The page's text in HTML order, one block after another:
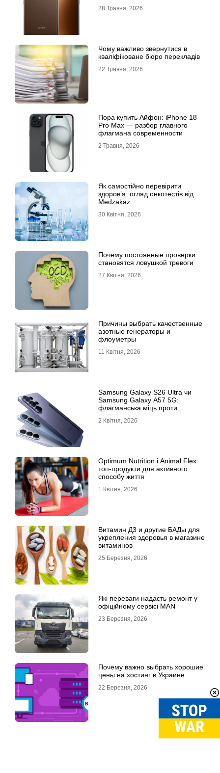
28 Травня, 2026
Чому важливо звернутися в
кваліфіковане бюро перекладів
22 Травня, 2026
Пора купить Айфон: iPhone 18
Pro Max — разбор главного
флагмана современности
2 Травня, 2026
Як самостійно перевірити
здоров’я: огляд онкотестів від
Medzakaz
30 Квітня, 2026
Почему постоянные проверки
становятся ловушкой тревоги
27 Квітня, 2026
Причины выбрать качественные
азотные генераторы и
флоуметры
11 Квітня, 2026
Samsung Galaxy S26 Ultra чи
Samsung Galaxy A57 5G:
флагманська міць проти
2 Квітня, 2026
Optimum Nutrition і Animal Flex:
топ-продукти для активного
способу життя
1 Квітня, 2026
Витамин Д3 и другие БАДы для
укрепления здоровья в магазине
витаминов
25 Березня, 2026
Які переваги надасть ремонт у
офіційному сервісі MAN
23 Березня, 2026
Почему важно выбрать хорошие
цены на хостинг в Украине
22 Березня, 2026